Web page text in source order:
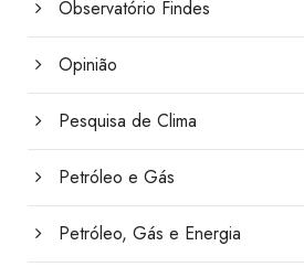
Observatório Findes
Opinião
Pesquisa de Clima
Petróleo e Gás
Petróleo, Gás e Energia